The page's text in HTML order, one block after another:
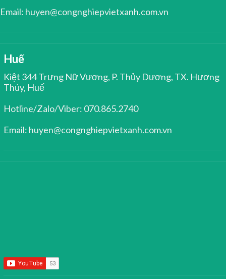
Email: huyen@congnghiepvietxanh.com.vn
Huế
Kiệt 344 Trưng Nữ Vương, P. Thủy Dương, TX. Hương
Thủy, Huế
Hotline/Zalo/Viber: 070.865.2740
Email: huyen@congnghiepvietxanh.com.vn